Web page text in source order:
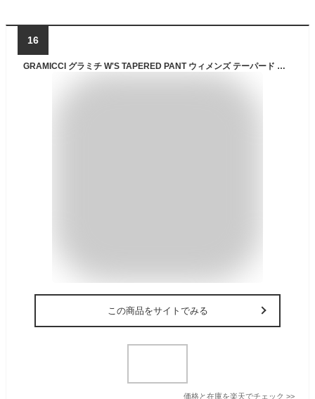
16
GRAMICCI グラミチ W'S TAPERED PANT ウィメンズ テーパード パンツ G205-OGS / グラミチ パンツ クライミングパンツ イージーパンツ ロングパンツ ストレッチ ツイル ボトム 細身 スリム フルレングス アウトドア 登山 フェス レディース 2024AW
この商品をサイトでみる
価格と在庫を楽天でチェック >>